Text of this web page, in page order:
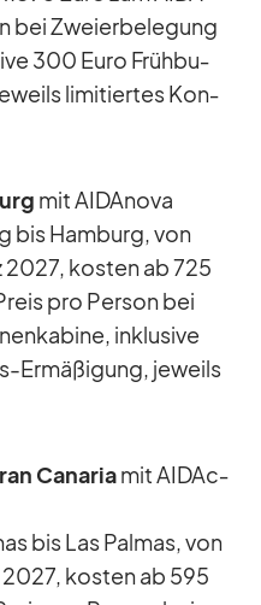
bei Zwei­er­be­le­gung
300 Euro Früh­bu­
li­mi­tier­tes Kon­
mit AID­A­nova
bis Ham­burg, von
kos­ten ab 725
pro Per­son bei
in­klu­sive
Er­mä­ßi­gung, je­weils
Ca­na­riamit AI­DA­c­
bis Las Pal­mas, von
kos­ten ab 595